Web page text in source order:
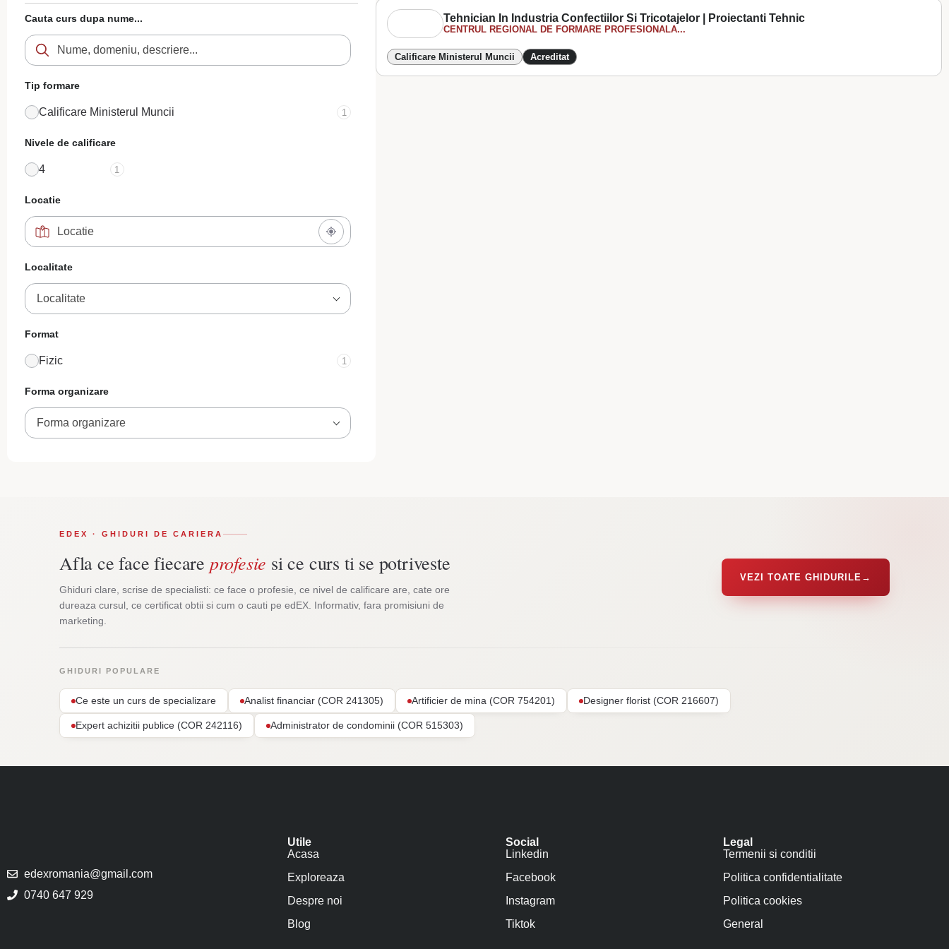
Cauta curs dupa nume...
Tip formare
Calificare Ministerul Muncii 1
Nivele de calificare
4 1
Locatie
Localitate
Localitate
Format
Fizic 1
Forma organizare
Forma organizare
Tehnician In Industria Confectiilor Si Tricotajelor | Proiectanti Tehnic
CENTRUL REGIONAL DE FORMARE PROFESIONALA...
Calificare Ministerul Muncii Acreditat
EDEX · GHIDURI DE CARIERA
Afla ce face fiecare profesie si ce curs ti se potriveste
Ghiduri clare, scrise de specialisti: ce face o profesie, ce nivel de calificare are, cate ore
dureaza cursul, ce certificat obtii si cum o cauti pe edEX. Informativ, fara promisiuni de
marketing.
VEZI TOATE GHIDURILE →
GHIDURI POPULARE
Ce este un curs de specializare Analist financiar (COR 241305) Artificier de mina (COR 754201) Designer florist (COR 216607)
Expert achizitii publice (COR 242116) Administrator de condominii (COR 515303)
edexromania@gmail.com
0740 647 929
Utile
Acasa
Exploreaza
Despre noi
Blog
Social
Linkedin
Facebook
Instagram
Tiktok
Legal
Termenii si conditii
Politica confidentialitate
Politica cookies
General